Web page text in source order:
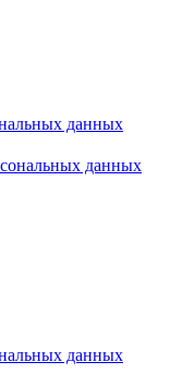
данных
данных
данных